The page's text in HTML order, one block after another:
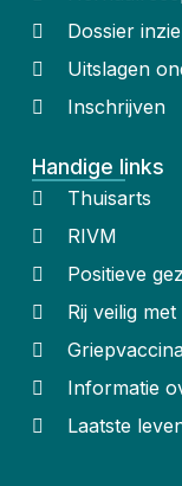
Dossier
Uitslagen
Inschrijven
Handige links
Thuisarts
RIVM
Positieve
Rij veilig
Informatie
Laatste